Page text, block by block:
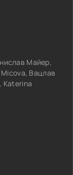
Майер,
Вацлав
Katerina